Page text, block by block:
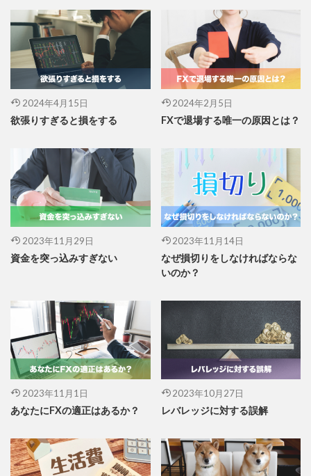
2024年4月15日
欲張りすぎると損をする
2024年2月5日
FXで退場する唯一の原因とは？
2023年11月29日
資金を突っ込みすぎない
2023年11月14日
なぜ損切りをしなければならな
いのか？
2023年11月1日
あなたにFXの適正はあるか？
2023年10月27日
レバレッジに対する誤解